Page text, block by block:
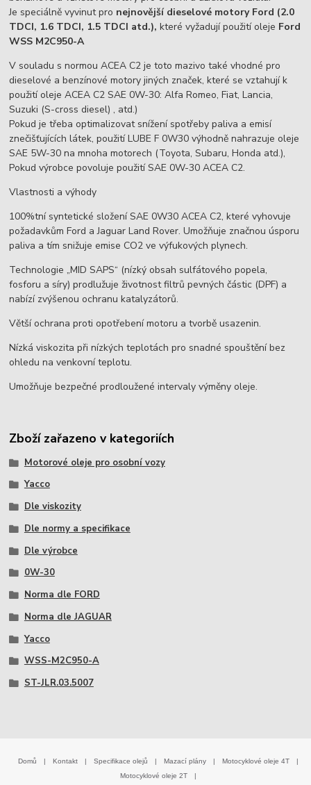
Je speciálně vyvinut pro nejnovější dieselové motory Ford (2.0
TDCI, 1.6 TDCI, 1.5 TDCI atd.),které vyžadují použití oleje Ford
WSS M2C950-A
V souladu s normou ACEA C2 je toto mazivo také vhodné pro
dieselové a benzínové motory jiných značek, které se vztahují k
použití oleje ACEA C2 SAE 0W-30: Alfa Romeo, Fiat, Lancia,
Suzuki (S-cross diesel) , atd.)
Pokud je třeba optimalizovat snížení spotřeby paliva a emisí
znečišťujících látek, použití LUBE F 0W30 výhodně nahrazuje oleje
SAE 5W-30 na mnoha motorech (Toyota, Subaru, Honda atd.),
Pokud výrobce povoluje použití SAE 0W-30 ACEA C2.
Vlastnosti a výhody
100%tní syntetické složení SAE 0W30 ACEA C2, které vyhovuje
požadavkům Ford a Jaguar Land Rover. Umožňuje značnou úsporu
paliva a tím snižuje emise CO2 ve výfukových plynech.
Technologie „MID SAPS“ (nízký obsah sulfátového popela,
fosforu a síry) prodlužuje životnost filtrů pevných částic (DPF) a
nabízí zvýšenou ochranu katalyzátorů.
Větší ochrana proti opotřebení motoru a tvorbě usazenin.
Nízká viskozita při nízkých teplotách pro snadné spouštění bez
ohledu na venkovní teplotu.
Umožňuje bezpečné prodloužené intervaly výměny oleje.
Zboží zařazeno v kategoriích
Motorové oleje pro osobní vozy
Yacco
Dle viskozity
Dle normy a specifikace
Dle výrobce
0W-30
Norma dle FORD
Norma dle JAGUAR
Yacco
WSS-M2C950-A
ST-JLR.03.5007
Domů | Kontakt | Specifikace olejů | Mazací plány | Motocyklové oleje 4T
|
Motocyklové oleje 2T
|